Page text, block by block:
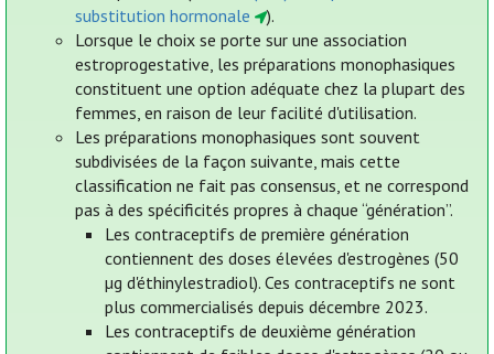
substitution hormonale
).
Lorsque le choix se porte sur une association
estroprogestative, les préparations monophasiques
constituent une option adéquate chez la plupart des
femmes, en raison de leur facilité d'utilisation.
Les préparations monophasiques sont souvent
subdivisées de la façon suivante, mais cette
classification ne fait pas consensus, et ne correspond
pas à des spécificités propres à chaque “génération”.
Les contraceptifs de première génération
contiennent des doses élevées d'estrogènes (50
µg d'éthinylestradiol). Ces contraceptifs ne sont
plus commercialisés depuis décembre 2023.
Les contraceptifs de deuxième génération